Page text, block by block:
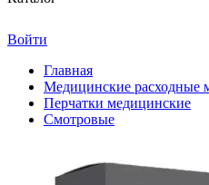
Войти
Главная
Медицинские расходные
Перчатки медицинские
Смотровые